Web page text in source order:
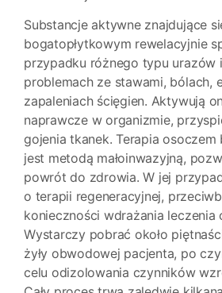
Substancje aktywne znajdujące
bogatopłytkowym rewelacyjnie
przypadku różnego typu urazów
problemach ze stawami, bólach,
zapaleniach ścięgien. Aktywują
naprawcze w organizmie,
gojenia tkanek. Terapia
jest metodą małoinwazyjną,
powrót do zdrowia. W jej
o terapii regeneracyjnej,
konieczności wdrażania leczenia
Wystarczy pobrać około
żyły obwodowej pacjenta, po
celu odizolowania czynników